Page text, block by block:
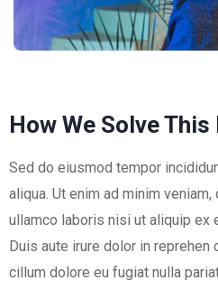
How We Solve
Sed do eiusmod tempor
aliqua. Ut enim ad minim
ullamco laboris nisi ut aliquip ex
Duis aute irure dolor in
cillum dolore eu fugiat nulla